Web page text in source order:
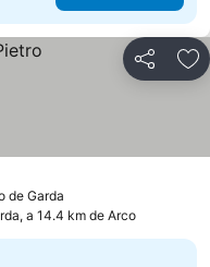
Partilhar
de Garda
a 14.4 km de Arco